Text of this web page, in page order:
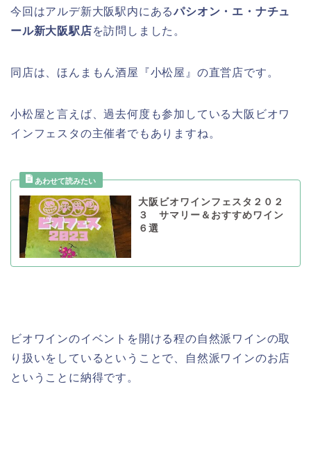
今回はアルデ新大阪駅内にあるパシオン・エ・ナチュ
ール新大阪駅店を訪問しました。
同店は、ほんまもん酒屋『小松屋』の直営店です。
小松屋と言えば、過去何度も参加している大阪ビオワ
インフェスタの主催者でもありますね。
大阪ビオワインフェスタ２０２
３ サマリー＆おすすめワイン
６選
ビオワインのイベントを開ける程の自然派ワインの取
り扱いをしているということで、自然派ワインのお店
ということに納得です。